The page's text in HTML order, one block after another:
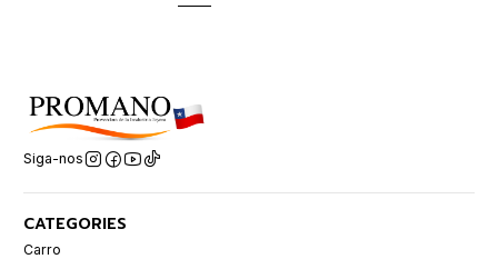
Siga-nos
CATEGORIES
Carro